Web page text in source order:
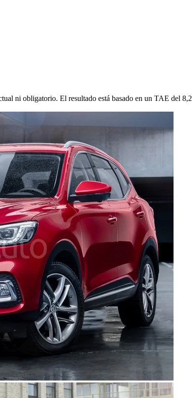
ni obligatorio. El resultado está basado en un TAE del